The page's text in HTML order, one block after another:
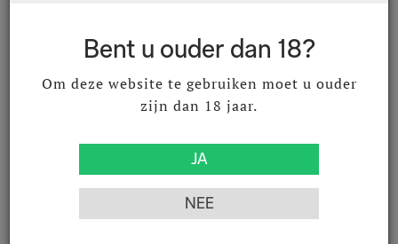
Bent u ouder dan 18?
Om deze website te gebruiken moet u ouder
zijn dan 18 jaar.